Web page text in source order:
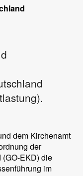
dem Kirchenamt
der
EKD) die
im